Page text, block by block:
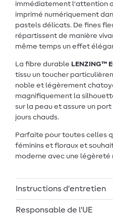
immédiatement l'attention
imprimé numériquement
pastels délicats. De fines
répartissent de manière
même temps un effet
La fibre durable LENZING™
tissu un toucher
noble et légèrement
magnifiquement la
sur la peau et assure un
jours chauds.
Parfaite pour toutes celles
féminins et floraux et
moderne avec une légèreté
Instructions d'entretien
Responsable de l'UE